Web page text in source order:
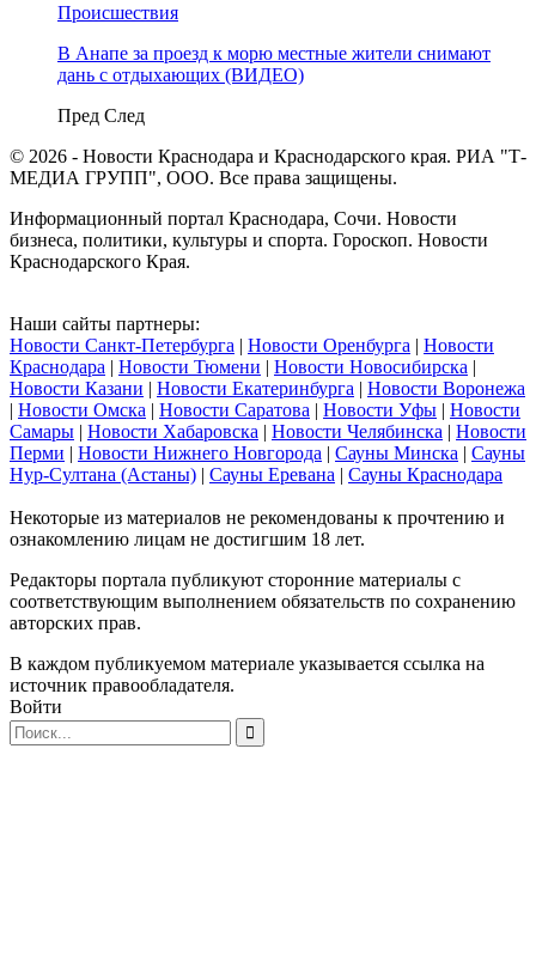
Происшествия
В Анапе за проезд к морю местные жители снимают
дань с отдыхающих (ВИДЕО)
Пред След
© 2026 - Новости Краснодара и Краснодарского края. РИА "Т-
МЕДИА ГРУПП", ООО. Все права защищены.
Информационный портал Краснодара, Сочи. Новости
бизнеса, политики, культуры и спорта. Гороскоп. Новости
Краснодарского Края.
Наши сайты партнеры:
Новости Санкт-Петербурга | Новости Оренбурга | Новости
Краснодара | Новости Тюмени | Новости Новосибирска |
Новости Казани | Новости Екатеринбурга | Новости Воронежа
| Новости Омска | Новости Саратова | Новости Уфы | Новости
Самары | Новости Хабаровска | Новости Челябинска | Новости
Перми | Новости Нижнего Новгорода | Сауны Минска | Сауны
Нур-Султана (Астаны) | Сауны Еревана | Сауны Краснодара
Некоторые из материалов не рекомендованы к прочтению и
ознакомлению лицам не достигшим 18 лет.
Редакторы портала публикуют сторонние материалы с
соответствующим выполнением обязательств по сохранению
авторских прав.
В каждом публикуемом материале указывается ссылка на
источник правообладателя.
Войти